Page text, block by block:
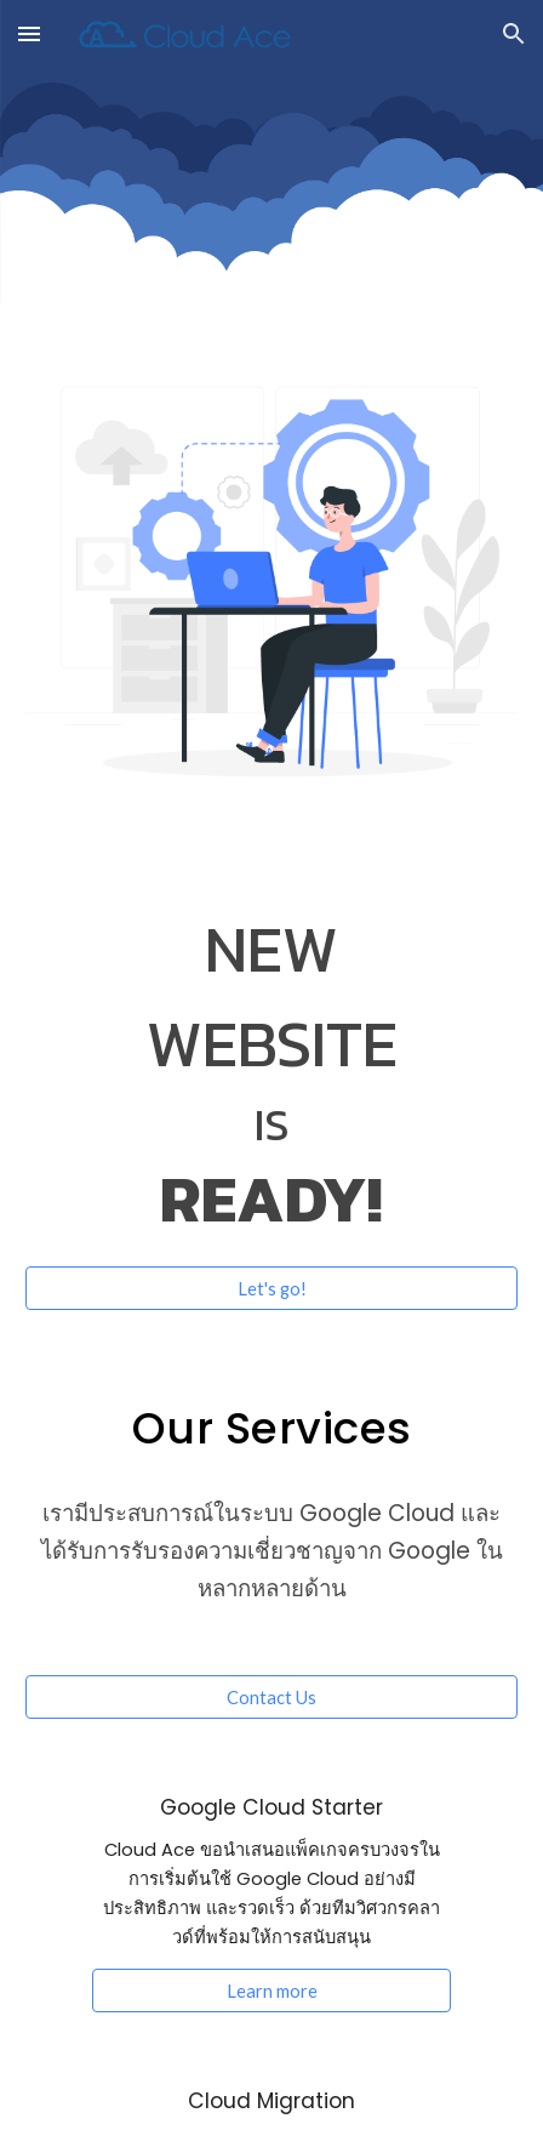
Skip to main content Skip to navigation
NEW
WEBSITE
IS
READY!
Let's go!
Our Services
เรามีประสบการณ์ในระบบ Google Cloud และ
ได้รับการรับรองความเชี่ยวชาญจาก Google ใน
หลากหลายด้าน
Contact Us
Google Cloud Starter
Cloud Ace ขอนำเสนอแพ็คเกจครบวงจรใน
การเริ่มต้นใช้ Google Cloud อย่างมี
ประสิทธิภาพ และรวดเร็ว ด้วยทีมวิศวกรคลา
วด์ที่พร้อมให้การสนับสนุน
Learn more
Cloud Migration